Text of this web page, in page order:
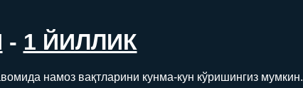
- 1 ЙИЛЛИК
намоз вақтларини кунма-кун кўришингиз мумкин.